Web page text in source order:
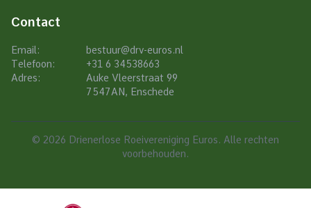
Contact
Email:
Telefoon:
Adres:
bestuur@drv-euros.nl
+31 6 34538663
Auke Vleerstraat 99
7547AN, Enschede
© 2026 Drienerlose Roeivereniging Euros. Alle rechten
voorbehouden.